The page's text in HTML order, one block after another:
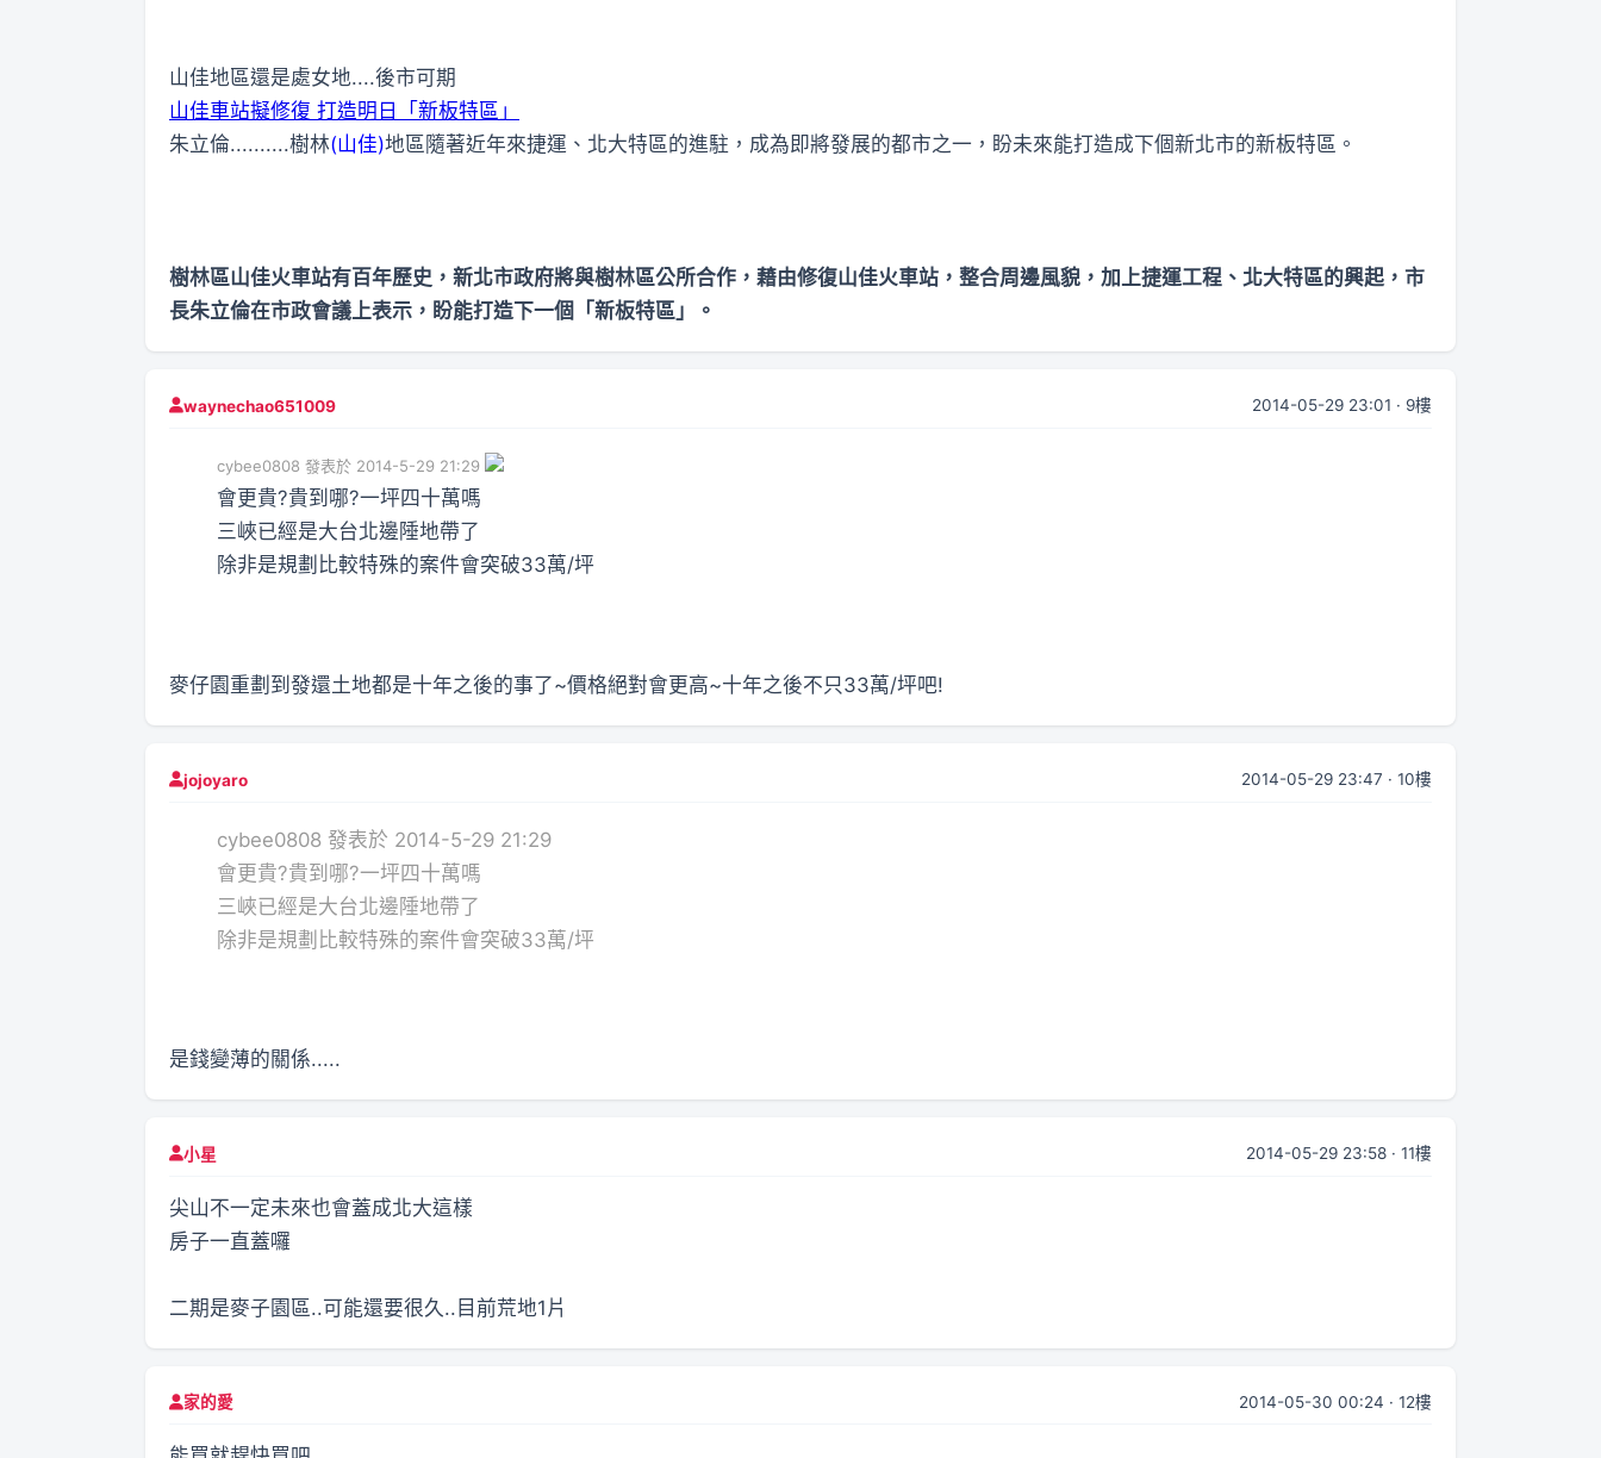
山佳地區還是處女地....後市可期
山佳車站擬修復 打造明日「新板特區」
朱立倫..........樹林(山佳)地區隨著近年來捷運、北大特區的進駐，成為即將發展的都市之一，盼未來能打造成下個新北市的新板特區。
樹林區山佳火車站有百年歷史，新北市政府將與樹林區公所合作，藉由修復山佳火車站，整合周邊風貌，加上捷運工程、北大特區的興起，市
長朱立倫在市政會議上表示，盼能打造下一個「新板特區」。
waynechao651009 2014-05-29 23:01 · 9樓
cybee0808 發表於 2014-5-29 21:29
會更貴?貴到哪?一坪四十萬嗎
三峽已經是大台北邊陲地帶了
除非是規劃比較特殊的案件會突破33萬/坪
麥仔園重劃到發還土地都是十年之後的事了~價格絕對會更高~十年之後不只33萬/坪吧!
jojoyaro 2014-05-29 23:47 · 10樓
cybee0808 發表於 2014-5-29 21:29
會更貴?貴到哪?一坪四十萬嗎
三峽已經是大台北邊陲地帶了
除非是規劃比較特殊的案件會突破33萬/坪
是錢變薄的關係.....
小星 2014-05-29 23:58 · 11樓
尖山不一定未來也會蓋成北大這樣
房子一直蓋囉
二期是麥子園區..可能還要很久..目前荒地1片
家的愛 2014-05-30 00:24 · 12樓